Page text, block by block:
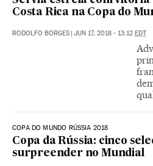
Costa Rica na Copa do
RODOLFO BORGES | JUN 17, 2018 - 13:12 EDT
COPA DO MUNDO RÚSSIA 2018
Copa da Rússia: cinco
surpreender no Mundial